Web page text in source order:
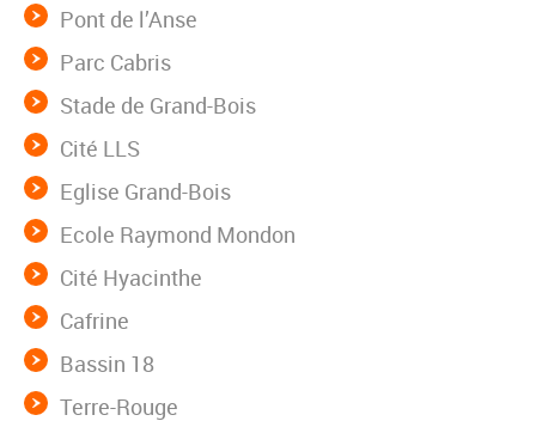
Pont de l’Anse
Parc Cabris
Stade de Grand-Bois
Cité LLS
Eglise Grand-Bois
Ecole Raymond Mondon
Cité Hyacinthe
Cafrine
Bassin 18
Terre-Rouge